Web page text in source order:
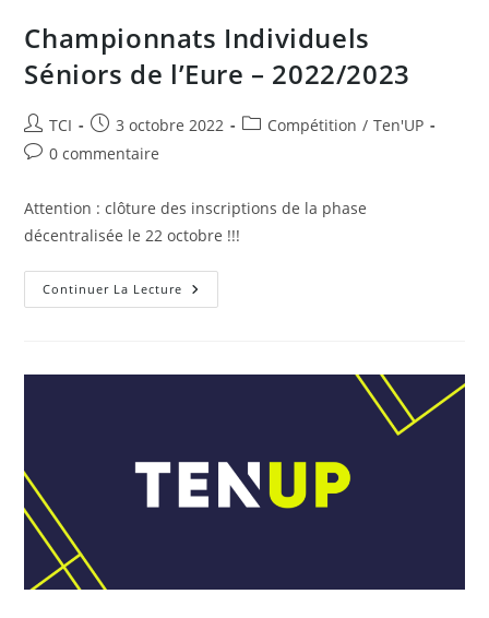
Championnats Individuels
Séniors de l’Eure – 2022/2023
Auteur/autrice
de
TCI
Publication
publiée :
3 octobre 2022
PostCompétition / Ten'UP
Commentaires
la
0 commentaire
Attention : clôture des inscriptions de la phase
décentralisée le 22 octobre !!!
Continuer La Lecture Championnats
Individuels
2022/2023